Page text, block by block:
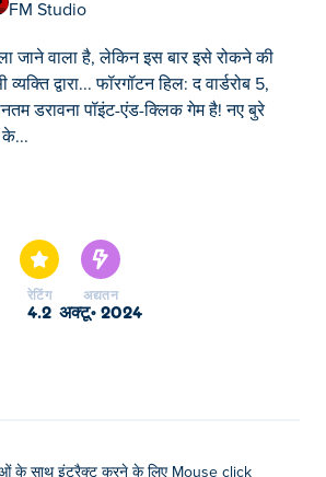
FM Studio
जाने वाला है, लेकिन इस बार इसे रोकने की
द्वारा... फॉरगॉटन हिल: द वार्डरोब 5,
डरावना पॉइंट-एंड-क्लिक गेम है! नए बुरे
के...
डरावना पॉइंट-एंड-क्लिक गेम है! नए बुरे
लिए तैयार हो जाइए, वार्डरोब के सबसे अंधेरे
उन सभी पहेलियों को हल कीजिए जो आपका
वार्डरोब के डरावनेपन को रोक पाएंगे?
वार्डरोब 5 कैसे खेलूं?
रेटिंग
4.2
अद्यतन
अक्टू॰ 2024
के साथ इंटरैक्ट करने के लिए Mouse click